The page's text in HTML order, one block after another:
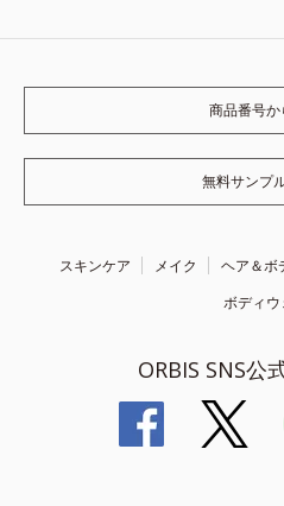
商品番号か
無料サンプ
スキンケア メイク ヘア＆ボ
ボディウ
ORBIS SNS公